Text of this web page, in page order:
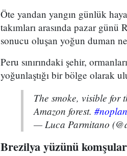
Öte yandan yangın günlük
takımları arasında pazar
sonucu oluşan yoğun duman
Peru sınırındaki şehir,
yoğunlaştığı bir bölge olarak
The smoke, visible for
Amazon forest.
— Luca Parmitano
Brezilya yüzünü